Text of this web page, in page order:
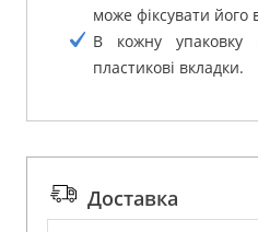
може фіксувати його
В кожну упаковку
пластикові вкладки.
Доставка